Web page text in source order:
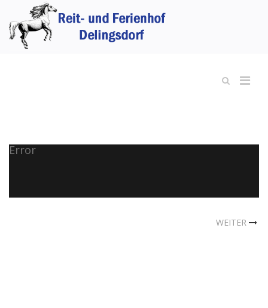
Error
WEITER